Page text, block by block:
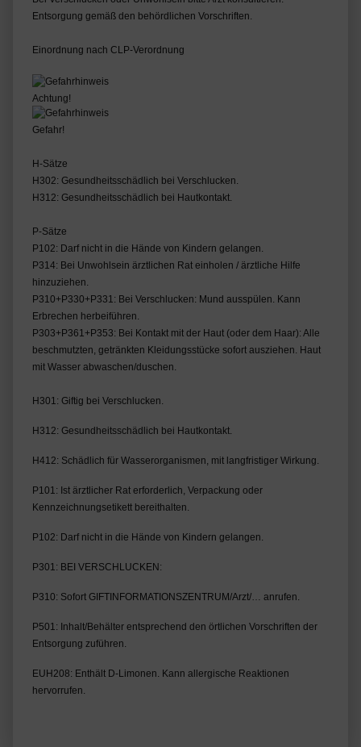
Entsorgung gemäß den behördlichen Vorschriften.
Einordnung nach CLP-Verordnung
Achtung!
Gefahr!
H-Sätze
H302: Gesundheitsschädlich bei Verschlucken.
H312: Gesundheitsschädlich bei Hautkontakt.
P-Sätze
P102: Darf nicht in die Hände von Kindern gelangen.
P314: Bei Unwohlsein ärztlichen Rat einholen / ärztliche Hilfe
hinzuziehen.
P310+P330+P331: Bei Verschlucken: Mund ausspülen. Kann
Erbrechen herbeiführen.
P303+P361+P353: Bei Kontakt mit der Haut (oder dem Haar): Alle
beschmutzten, getränkten Kleidungsstücke sofort ausziehen. Haut
mit Wasser abwaschen/duschen.
H301: Giftig bei Verschlucken.
H312: Gesundheitsschädlich bei Hautkontakt.
H412: Schädlich für Wasserorganismen, mit langfristiger Wirkung.
P101: Ist ärztlicher Rat erforderlich, Verpackung oder
Kennzeichnungsetikett bereithalten.
P102: Darf nicht in die Hände von Kindern gelangen.
P301: BEI VERSCHLUCKEN:
P310: Sofort GIFTINFORMATIONSZENTRUM/Arzt/… anrufen.
P501: Inhalt/Behälter entsprechend den örtlichen Vorschriften der
Entsorgung zuführen.
EUH208: Enthält D-Limonen. Kann allergische Reaktionen
hervorrufen.